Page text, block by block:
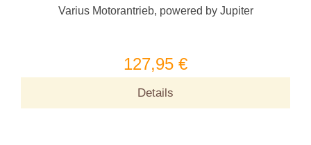
Varius Motorantrieb, powered by Jupiter
127,95 €
Details